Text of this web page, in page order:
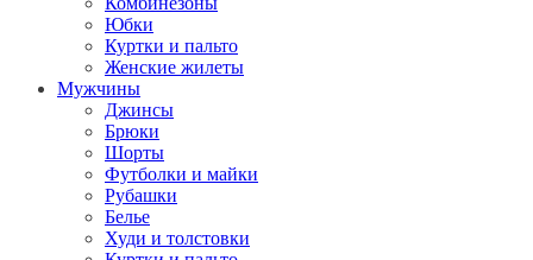
Юбки
Куртки и пальто
Женские жилеты
Мужчины
Джинсы
Брюки
Шорты
Футболки и майки
Рубашки
Белье
Худи и толстовки